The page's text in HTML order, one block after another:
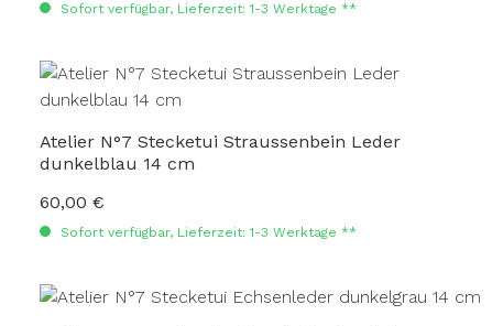
Sofort verfügbar, Lieferzeit: 1-3 Werktage **
Atelier N°7 Stecketui Straussenbein Leder
dunkelblau 14 cm
Regulärer Preis:
60,00 €
Sofort verfügbar, Lieferzeit: 1-3 Werktage **